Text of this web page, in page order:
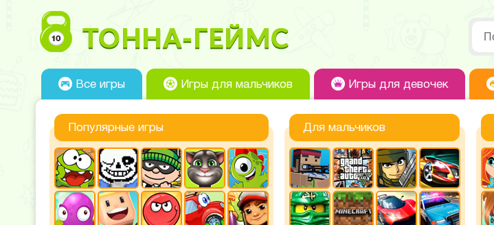
Все игры Игры для мальчиков Игры для девочек
Популярные игры Для мальчиков